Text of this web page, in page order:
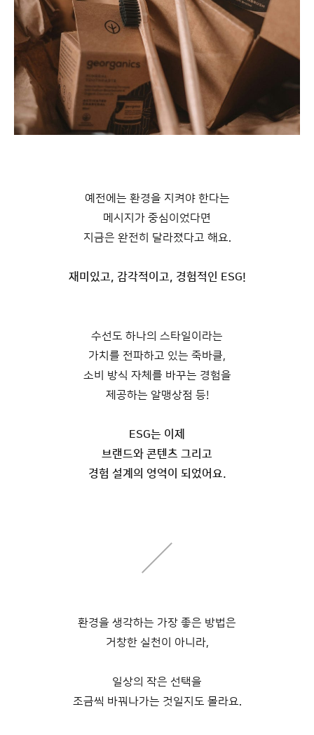
예전에는 환경을 지켜야 한다는
메시지가 중심이었다면
지금은 완전히 달라졌다고 해요.
재미있고, 감각적이고, 경험적인 ESG!
수선도 하나의 스타일이라는
가치를 전파하고 있는 죽바클,
소비 방식 자체를 바꾸는 경험을
제공하는 알맹상점 등!
ESG는 이제
브랜드와 콘텐츠 그리고
경험 설계의 영역이 되었어요.
환경을 생각하는 가장 좋은 방법은
거창한 실천이 아니라,
일상의 작은 선택을
조금씩 바꿔나가는 것일지도 몰라요.